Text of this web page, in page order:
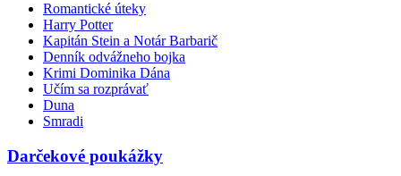
Romantické úteky
Harry Potter
Kapitán Stein a Notár Barbarič
Denník odvážneho bojka
Krimi Dominika Dána
Učím sa rozprávať
Duna
Smradi
Darčekové poukážky